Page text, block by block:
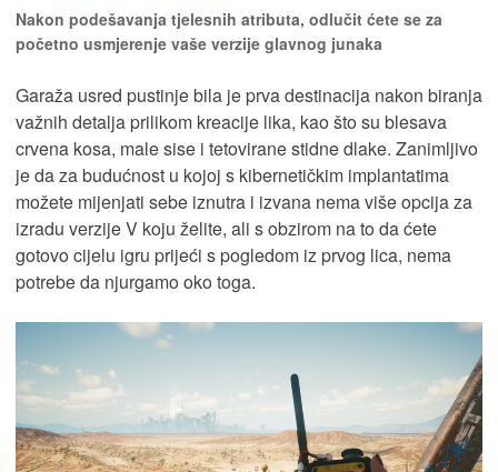
Nakon podešavanja tjelesnih atributa, odlučit ćete se za
početno usmjerenje vaše verzije glavnog junaka
Garaža usred pustinje bila je prva destinacija nakon biranja
važnih detalja prilikom kreacije lika, kao što su blesava
crvena kosa, male sise i tetovirane stidne dlake. Zanimljivo
je da za budućnost u kojoj s kibernetičkim implantatima
možete mijenjati sebe iznutra i izvana nema više opcija za
izradu verzije V koju želite, ali s obzirom na to da ćete
gotovo cijelu igru prijeći s pogledom iz prvog lica, nema
potrebe da njurgamo oko toga.